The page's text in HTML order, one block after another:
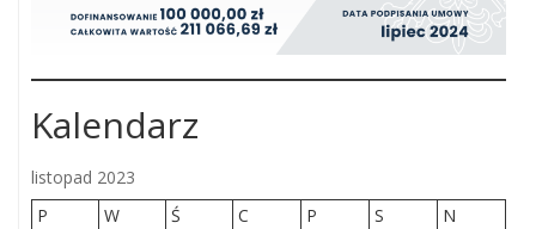
Kalendarz
listopad 2023
P
W Ś C P S
N